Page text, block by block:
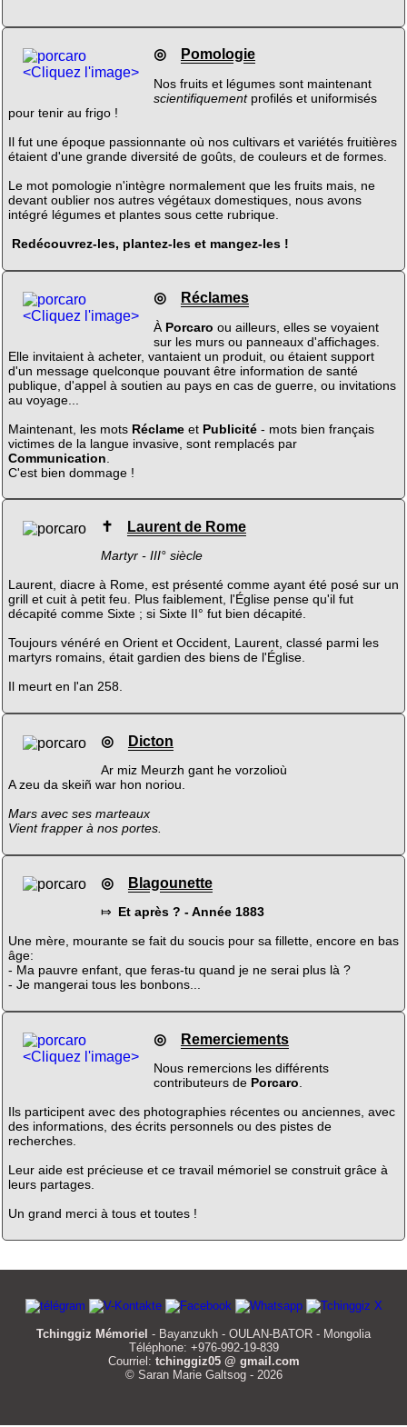
<Cliquez l'image>
◎ Pomologie
Nos fruits et légumes sont maintenant
scientifiquementprofilés et uniformisés
pour tenir au frigo !
Il fut une époque passionnante où nos cultivars et variétés fruitières
étaient d'une grande diversité de goûts, de couleurs et de formes.
Le mot pomologie n'intègre normalement que les fruits mais, ne
devant oublier nos autres végétaux domestiques, nous avons
intégré légumes et plantes sous cette rubrique.
Redécouvrez-les, plantez-les et mangez-les !
<Cliquez l'image>
◎ Réclames
À Porcaro ou ailleurs, elles se voyaient
sur les murs ou panneaux d'affichages.
Elle invitaient à acheter, vantaient un produit, ou étaient support
d'un message quelconque pouvant être information de santé
publique, d'appel à soutien au pays en cas de guerre, ou invitations
au voyage...
Maintenant, les mots Réclameet Publicité- mots bien français
victimes de la langue invasive, sont remplacés par
Communication
C'est bien dommage !
✝ Laurent de Rome
Martyr - III° siècle
Laurent, diacre à Rome, est présenté comme ayant été posé sur un
grill et cuit à petit feu. Plus faiblement, l'Église pense qu'il fut
décapité comme Sixte ; si Sixte II° fut bien décapité.
Toujours vénéré en Orient et Occident, Laurent, classé parmi les
martyrs romains, était gardien des biens de l'Église.
Il meurt en l'an 258.
◎ Dicton
Ar miz Meurzh gant he vorzolioù
A zeu da skeiñ war hon noriou.
Mars avec ses marteaux
Vient frapper à nos portes.
◎ Blagounette
⤇ Et après ? - Année 1883
Une mère, mourante se fait du soucis pour sa fillette, encore en bas
âge:
- Ma pauvre enfant, que feras-tu quand je ne serai plus là ?
- Je mangerai tous les bonbons...
<Cliquez l'image>
◎ Remerciements
Nous remercions les différents
contributeurs de Porcaro
Ils participent avec des photographies récentes ou anciennes, avec
des informations, des écrits personnels ou des pistes de
recherches.
Leur aide est précieuse et ce travail mémoriel se construit grâce à
leurs partages.
Un grand merci à tous et toutes !
Tchinggiz Mémoriel - Bayanzukh - OULAN-BATOR - Mongolia
Téléphone: +976-992-19-839
Courriel: tchinggiz05 @ gmail.com
© Saran Marie Galtsog - 2026